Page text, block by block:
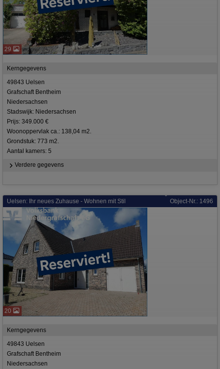
29
Kerngegevens
49843 Uelsen
Grafschaft Bentheim
Niedersachsen
Stadswijk: Niedersachsen
Prijs: 349.000 €
Woonoppervlak ca.: 138,04 m2.
Grondstuk: 773 m2.
Aantal kamers: 5
Verdere gegevens
Uelsen: Ihr neues Zuhause - Wohnen mit Stil Object-Nr.: 1496
20
Kerngegevens
49843 Uelsen
Grafschaft Bentheim
Niedersachsen